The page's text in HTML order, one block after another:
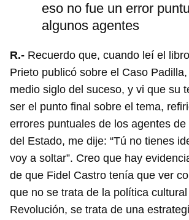
eso no fue un error
algunos agentes
R.- Recuerdo que, cuando leí el
Prieto publicó sobre el Caso
medio siglo del suceso, y vi que su
ser el punto final sobre el tema,
errores puntuales de los agentes de
del Estado, me dije: “Tú no tienes
voy a soltar”. Creo que hay
de que Fidel Castro tenía que ver
que no se trata de la política
Revolución, se trata de una